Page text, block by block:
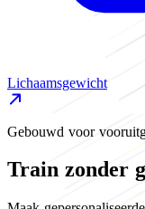
Lichaamsgewicht
Gebouwd voor
Train zonder